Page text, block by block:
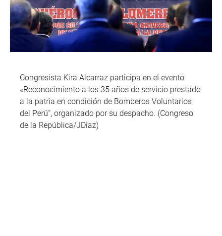
Congresista Kira Alcarraz participa en el evento
«Reconocimiento a los 35 años de servicio prestado
a la patria en condición de Bomberos Voluntarios
del Perú”, organizado por su despacho. (Congreso
de la República/JDíaz)